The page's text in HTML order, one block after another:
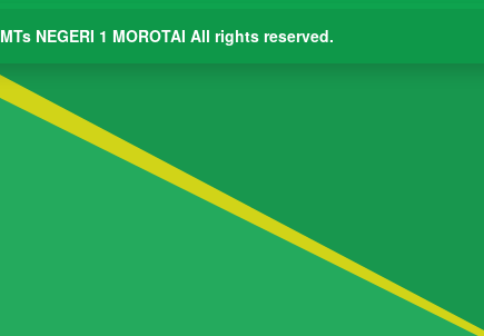
MTs NEGERI 1 MOROTAI All rights reserved.